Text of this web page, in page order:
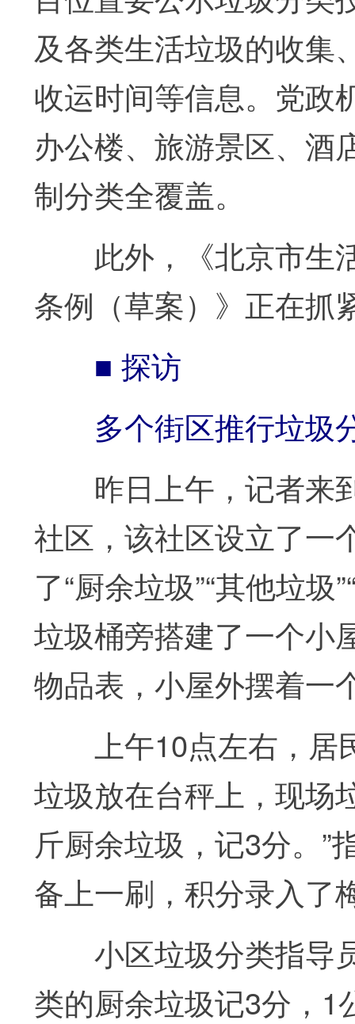
及各类生活垃圾的收集
收运时间等信息。党政
办公楼、旅游景区、酒
制分类全覆盖。
此外，《北京市生
条例（草案）》正在抓
■ 探访
多个街区推行垃圾分
昨日上午，记者来
社区，该社区设立了一
了“厨余垃圾”“其他垃圾
垃圾桶旁搭建了一个小
物品表，小屋外摆着一
上午10点左右，居
垃圾放在台秤上，现场
斤厨余垃圾，记3分。”
备上一刷，积分录入了
小区垃圾分类指导
类的厨余垃圾记3分，1